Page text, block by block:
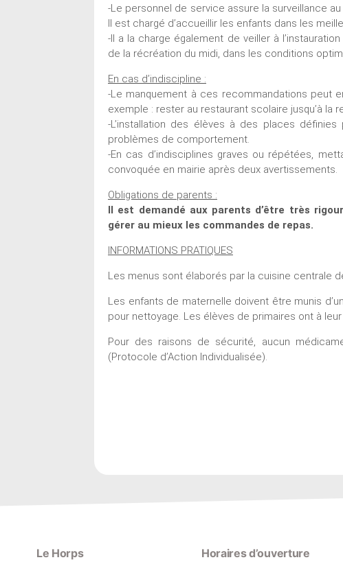
-Le personnel de service assure la surveillance
Il est chargé d’accueillir les enfants dans les
-Il a la charge également de veiller à
de la récréation du midi, dans les conditions
En cas d’indiscipline :
-Le manquement à ces recommandations peut
exemple : rester au restaurant scolaire jusqu’à
-L’installation des élèves à des places
problèmes de comportement.
-En cas d’indisciplines graves ou répétées,
convoquée en mairie après deux avertissements.
Obligations de parents :
Il est demandé aux parents d’être très
gérer au mieux les commandes de repas.
INFORMATIONS PRATIQUES
Les menus sont élaborés par la cuisine centrale
Les enfants de maternelle doivent être munis
pour nettoyage. Les élèves de primaires ont à
Pour des raisons de sécurité, aucun
(Protocole d’Action Individualisée).
Le Horps Horaires d’ouverture